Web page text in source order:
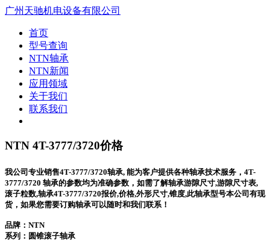
广州天驰机电设备有限公司
首页
型号查询
NTN轴承
NTN新闻
应用领域
关于我们
联系我们
NTN 4T-3777/3720价格
我公司专业销售4T-3777/3720轴承, 能为客户提供各种轴承技术服务，4T-
3777/3720 轴承的参数均为准确参数，如需了解轴承游隙尺寸,游隙尺寸表,
滚子粒数,轴承4T-3777/3720报价,价格,外形尺寸,锥度,此轴承型号本公司有现
货，如果您需要订购轴承可以随时和我们联系！
品牌：NTN
系列：圆锥滚子轴承